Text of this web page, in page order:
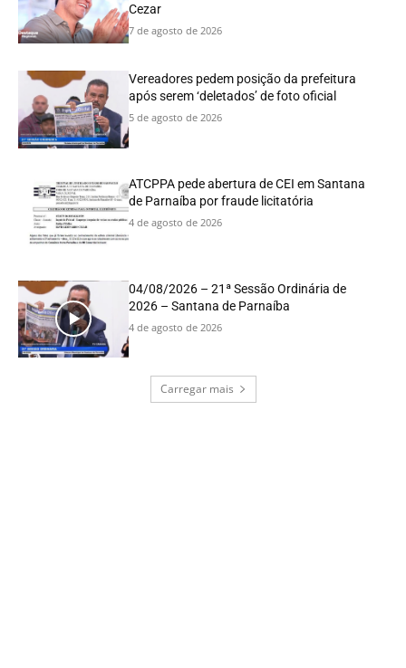
Cezar
7 de agosto de 2026
Vereadores pedem posição da prefeitura
após serem ‘deletados’ de foto oficial
5 de agosto de 2026
ATCPPA pede abertura de CEI em Santana
de Parnaíba por fraude licitatória
4 de agosto de 2026
04/08/2026 – 21ª Sessão Ordinária de
2026 – Santana de Parnaíba
4 de agosto de 2026
Carregar mais